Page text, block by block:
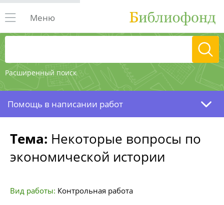
Расширенный поиск
Меню
Помощь в написании работ
Тема: Некоторые вопросы по
экономической истории
Вид работы: Контрольная работа